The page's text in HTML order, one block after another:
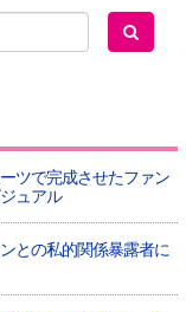
ツで完成させたファン
ュアル
との私的関係暴露者に